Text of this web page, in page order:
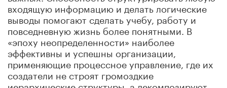
входящую информацию и делать логические
выводы помогают сделать учебу, работу и
повседневную жизнь более понятными. В
«эпоху неопределенности» наиболее
эффективны и успешны организации,
применяющие процессное управление, где их
создатели не строят громоздкие